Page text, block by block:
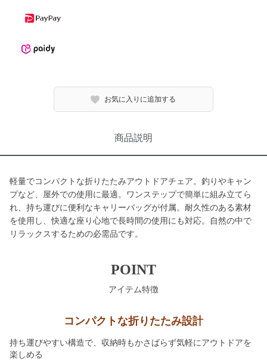
お気に入りに追加する
商品説明
軽量でコンパクトな折りたたみアウトドアチェア。釣りやキャン
プなど、屋外での使用に最適。ワンステップで簡単に組み立てら
れ、持ち運びに便利なキャリーバッグが付属。耐久性のある素材
を使用し、快適な座り心地で長時間の使用にも対応。自然の中で
リラックスするための必需品です。
POINT
アイテム特徴
コンパクトな折りたたみ設計
持ち運びやすい構造で、収納時もかさばらず気軽にアウトドアを
楽しめる